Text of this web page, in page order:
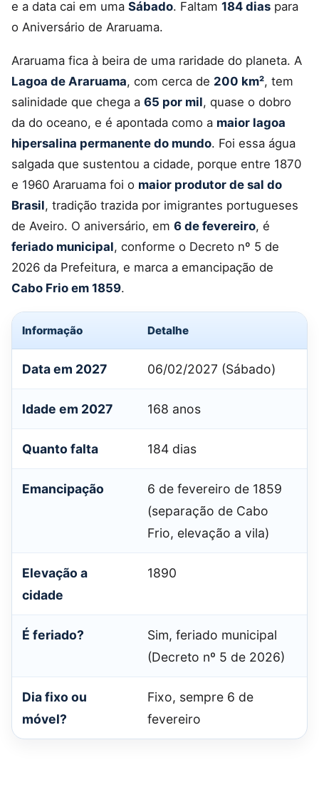
e a data cai em uma Sábado. Faltam 184 dias para
o Aniversário de Araruama.
Araruama fica à beira de uma raridade do planeta. A
Lagoa de Araruama, com cerca de 200 km², tem
salinidade que chega a 65 por mil, quase o dobro
da do oceano, e é apontada como a maior lagoa
hipersalina permanente do mundo. Foi essa água
salgada que sustentou a cidade, porque entre 1870
e 1960 Araruama foi o maior produtor de sal do
Brasil, tradição trazida por imigrantes portugueses
de Aveiro. O aniversário, em 6 de fevereiro, é
feriado municipal, conforme o Decreto nº 5 de
2026 da Prefeitura, e marca a emancipação de
Cabo Frio em 1859.
Informação Detalhe
Data em 2027 06/02/2027 (Sábado)
Idade em 2027 168 anos
Quanto falta 184 dias
Emancipação
6 de fevereiro de 1859
(separação de Cabo
Frio, elevação a vila)
Elevação a
cidade
1890
É feriado?
Sim, feriado municipal
(Decreto nº 5 de 2026)
Dia fixo ou
móvel?
Fixo, sempre 6 de
fevereiro